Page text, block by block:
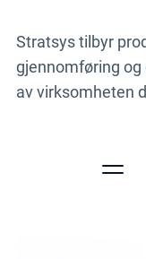
Stratsys tilbyr
gjennomføring og
av virksomheten